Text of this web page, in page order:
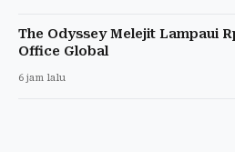
The Odyssey Melejit Lampaui
Office Global
6 jam lalu